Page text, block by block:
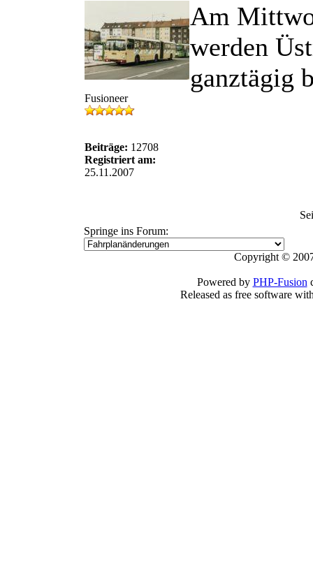
Fusioneer
Beiträge: 12708
Registriert am:
25.11.2007
Am
werden
ganztägig
Springe ins Forum:
Copyright ©
Powered by PHP-Fusion
Released as free software